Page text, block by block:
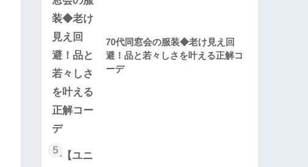
70代同窓会の服装◆老け見え回
避！品と若々しさを叶える正解コ
ーデ
5